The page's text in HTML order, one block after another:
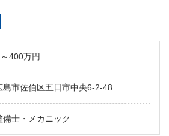
400万円
島市佐伯区五日市中央6-2-48
備士・メカニック